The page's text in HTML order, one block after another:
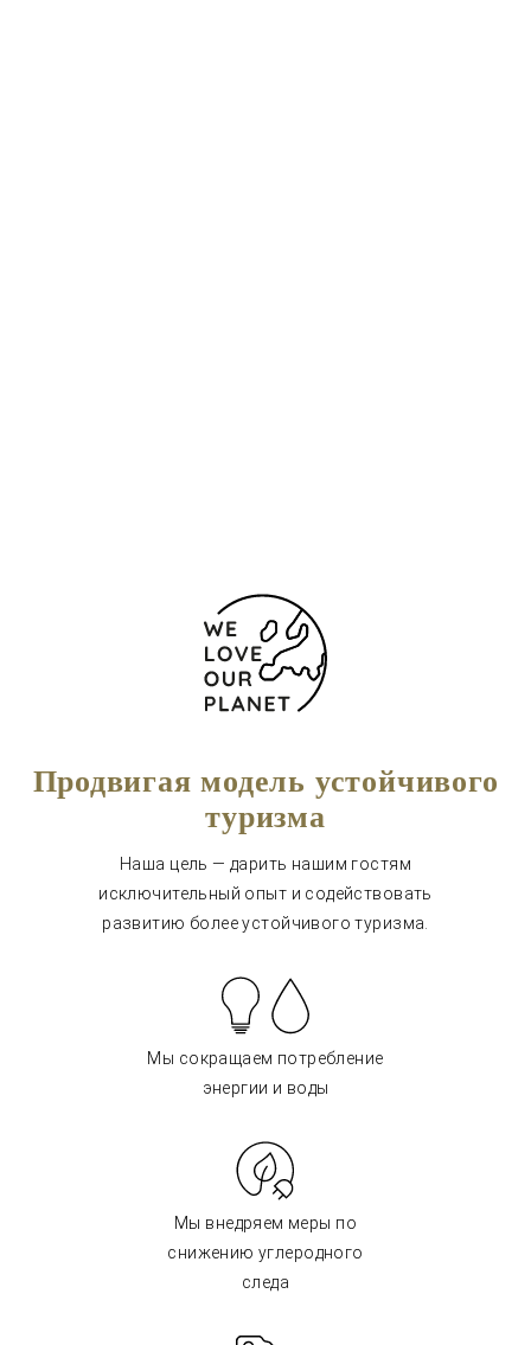
Продвигая модель устойчивого
туризма
Наша цель — дарить нашим гостям
исключительный опыт и содействовать
развитию более устойчивого туризма.
Мы сокращаем потребление
энергии и воды
Мы внедряем меры по
снижению углеродного
следа